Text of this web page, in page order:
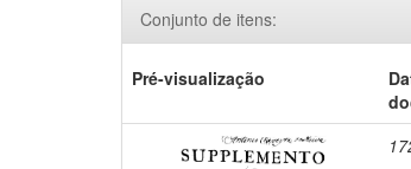
Conjunto de itens:
Pré-visualização